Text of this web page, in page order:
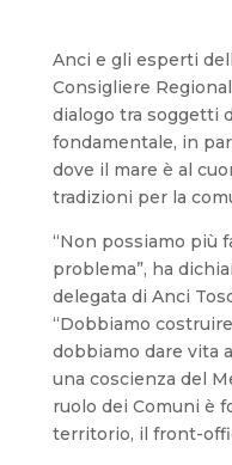
Anci e gli esperti
Consigliere
dialogo tra soggetti
fondamentale, in
dove il mare è al
tradizioni per la
“Non possiamo più
problema”, ha
delegata di Anci
“Dobbiamo
dobbiamo dare vita
una coscienza del
ruolo dei Comuni è
territorio, il front-